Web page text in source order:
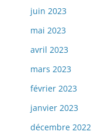
juin 2023
mai 2023
avril 2023
mars 2023
février 2023
janvier 2023
décembre 2022